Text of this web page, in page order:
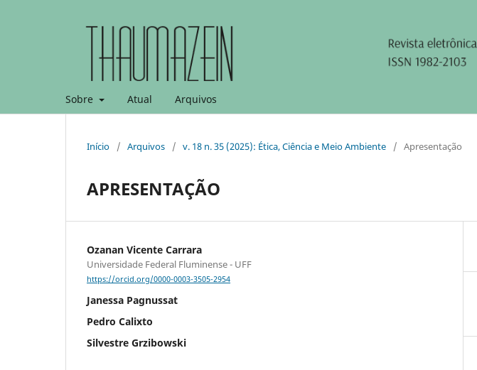
Sobre Atual Arquivos
Início / Arquivos / v. 18 n. 35 (2025): Ética, Ciência e Meio Ambiente / Apresentação
APRESENTAÇÃO
Ozanan Vicente Carrara
Universidade Federal Fluminense - UFF
https://orcid.org/0000-0003-3505-2954
Janessa Pagnussat
Pedro Calixto
Silvestre Grzibowski